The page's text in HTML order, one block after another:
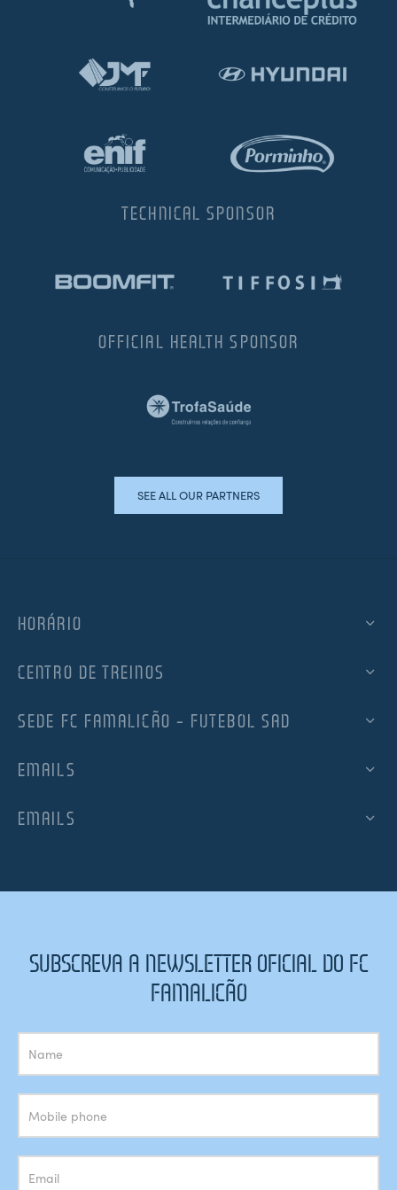
TECHNICAL SPONSOR
OFFICIAL HEALTH SPONSOR
SEE ALL OUR PARTNERS
HORÁRIO
CENTRO DE TREINOS
SEDE FC FAMALICÃO – FUTEBOL SAD
EMAILS
EMAILS
SUBSCREVA A NEWSLETTER OFICIAL DO FC
FAMALICÃO
Subscrição
Newsletter